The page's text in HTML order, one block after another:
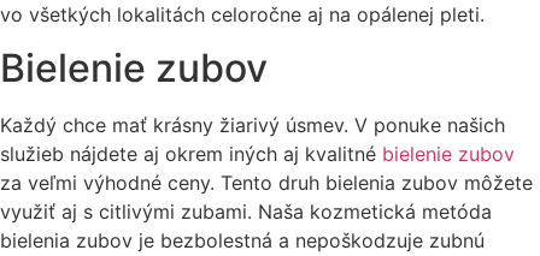
vo všetkých lokalitách celoročne aj na opálenej pleti.
Bielenie zubov
Každý chce mať krásny žiarivý úsmev. V ponuke našich
služieb nájdete aj okrem iných aj kvalitné bielenie zubov
za veľmi výhodné ceny. Tento druh bielenia zubov môžete
využiť aj s citlivými zubami. Naša kozmetická metóda
bielenia zubov je bezbolestná a nepoškodzuje zubnú